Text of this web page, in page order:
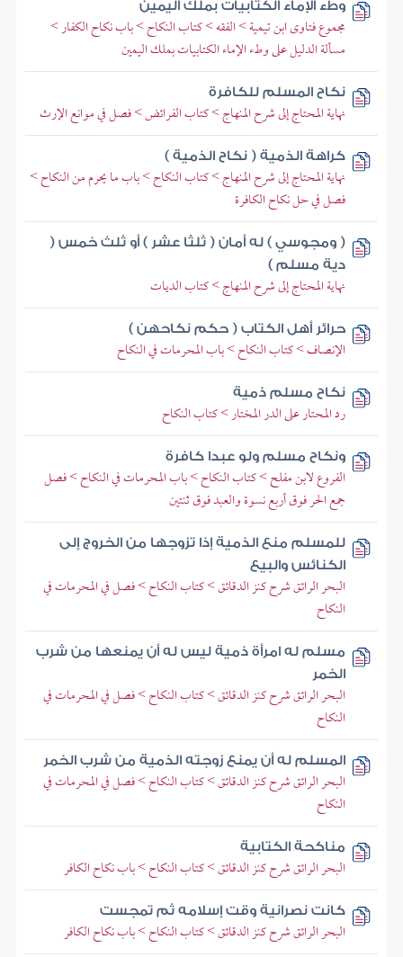
وطء الإماء الكتابيات بملك اليمين
مجموع فتاوى ابن تيمية > الفقه > كتاب النكاح > باب نكاح الكفار >
مسألة الدليل على وطء الإماء الكتابيات بملك اليمين
نكاح المسلم للكافرة
نهاية المحتاج إلى شرح المنهاج > كتاب الفرائض > فصل في موانع الإرث
كراهة الذمية ( نكاح الذمية )
نهاية المحتاج إلى شرح المنهاج > كتاب النكاح > باب ما يحرم من النكاح >
فصل في حل نكاح الكافرة
( ومجوسي ) له أمان ( ثلثا عشر ) أو ثلث خمس (
دية مسلم )
نهاية المحتاج إلى شرح المنهاج > كتاب الديات
حرائر أهل الكتاب ( حكم نكاحهن )
الإنصاف > كتاب النكاح > باب المحرمات في النكاح
نكاح مسلم ذمية
رد المحتار على الدر المختار > كتاب النكاح
ونكاح مسلم ولو عبدا كافرة
الفروع لابن مفلح > كتاب النكاح > باب المحرمات في النكاح > فصل
جمع الحر فوق أربع نسوة والعبد فوق ثنتين
للمسلم منع الذمية إذا تزوجها من الخروج إلى
الكنائس والبيع
البحر الرائق شرح كنز الدقائق > كتاب النكاح > فصل في المحرمات في
النكاح
مسلم له امرأة ذمية ليس له أن يمنعها من شرب
الخمر
البحر الرائق شرح كنز الدقائق > كتاب النكاح > فصل في المحرمات في
النكاح
المسلم له أن يمنع زوجته الذمية من شرب الخمر
البحر الرائق شرح كنز الدقائق > كتاب النكاح > فصل في المحرمات في
النكاح
مناكحة الكتابية
البحر الرائق شرح كنز الدقائق > كتاب النكاح > باب نكاح الكافر
كانت نصرانية وقت إسلامه ثم تمجست
البحر الرائق شرح كنز الدقائق > كتاب النكاح > باب نكاح الكافر